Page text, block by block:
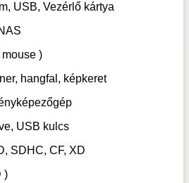
USB, Vezérlő kártya
)
hangfal, képkeret
USB kulcs
SDHC, CF, XD
)